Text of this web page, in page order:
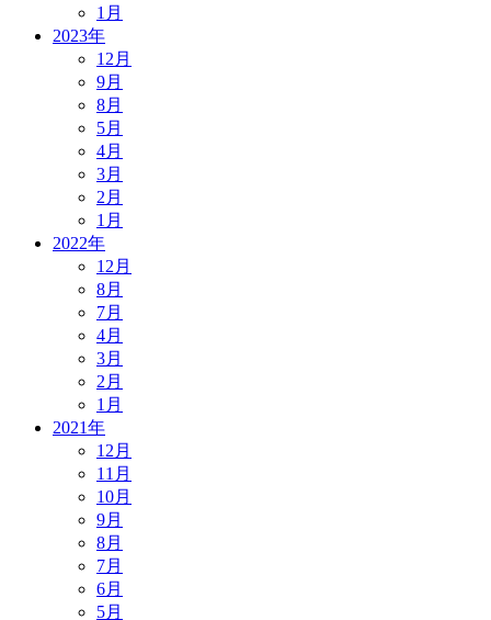
1月
2023年
12月
9月
8月
5月
4月
3月
2月
1月
2022年
12月
8月
7月
4月
3月
2月
1月
2021年
12月
11月
10月
9月
8月
7月
6月
5月